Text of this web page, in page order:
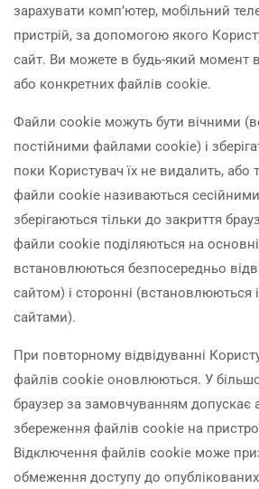
зарахувати комп’ютер, мобільний
пристрій, за допомогою якого
сайт. Ви можете в будь-який момент
або конкретних файлів сookie.
Файли cookie можуть бути вічними
постійними файлами cookie) і
поки Користувач їх не видалить, або
файли cookie називаються
зберігаються тільки до закриття
файли cookie поділяються на
встановлюються безпосередньо
сайтом) і сторонні (встановлюються
сайтами).
При повторному відвідуванні
файлів cookie оновлюються. У
браузер за замовчуванням допускає
збереження файлів cookie на
Відключення файлів cookie може
обмеження доступу до опублікованих